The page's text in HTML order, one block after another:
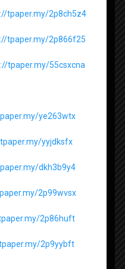
Tahun 1
Semakan 2023-
yck89tbb
tpaper.my/yxxan8j4
tpaper.my/2p8v5tta
tpaper.my/2p8fc4f8
tpaper.my/2p84r3pa
tpaper.my/2p9852ka
tpaper.my/22vstmuc
tpaper.my/2p8ch5z4
tpaper.my/2p866f25
tpaper.my/55csxcna
ye263wtx
yyjdksfx
dkh3b9y4
2p99wvsx
2p86huft
2p9yybft